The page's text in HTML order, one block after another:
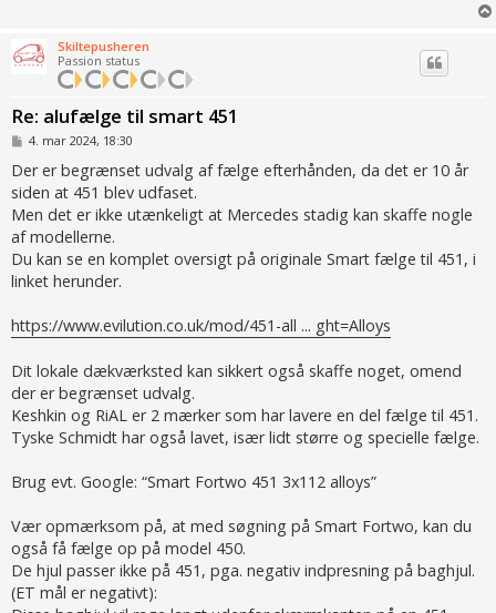
Skiltepusheren
Passion status
Re: alufælge til smart 451
d
l
æ
g
4. mar 2024, 18:30
Der er begrænset udvalg af fælge efterhånden, da det er 10 år
siden at 451 blev udfaset.
Men det er ikke utænkeligt at Mercedes stadig kan skaffe nogle
af modellerne.
Du kan se en komplet oversigt på originale Smart fælge til 451, i
linket herunder.
https://www.evilution.co.uk/mod/451-all ... ght=Alloys
Dit lokale dækværksted kan sikkert også skaffe noget, omend
der er begrænset udvalg.
Keshkin og RiAL er 2 mærker som har lavere en del fælge til 451.
Tyske Schmidt har også lavet, især lidt større og specielle fælge.
Brug evt. Google: “Smart Fortwo 451 3x112 alloys”
Vær opmærksom på, at med søgning på Smart Fortwo, kan du
også få fælge op på model 450.
De hjul passer ikke på 451, pga. negativ indpresning på baghjul.
(ET mål er negativt):